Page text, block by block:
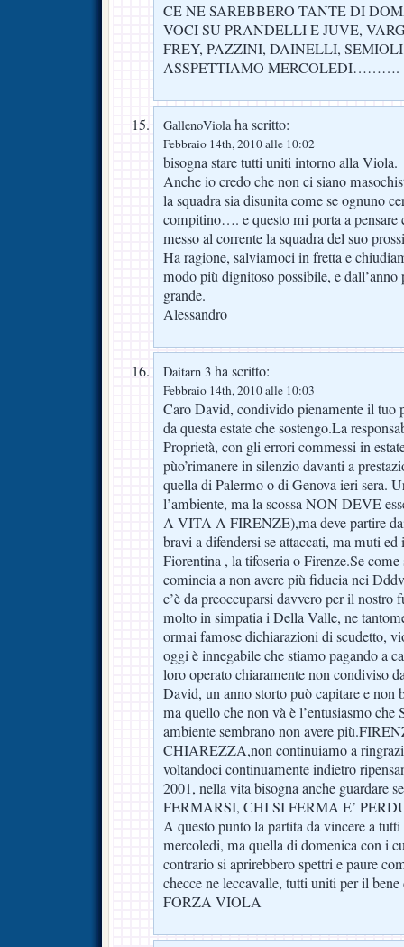
CE NE SAREBBERO TANTE DI
VOCI SU PRANDELLI E JUVE,
FREY, PAZZINI, DAINELLI,
ASSPETTIAMO MERCOLEDI……….
GallenoViolaha scritto:
Febbraio 14th, 2010 alle 10:02
bisogna stare tutti uniti intorno alla Viola.
Anche io credo che non ci siano
la squadra sia disunita come se ognuno
compitino…. e questo mi porta a pensare
messo al corrente la squadra del suo
Ha ragione, salviamoci in fretta e
modo più dignitoso possibile, e
grande.
Alessandro
Daitarn 3 ha scritto:
Febbraio 14th, 2010 alle 10:03
Caro David, condivido pienamente il tuo
da questa estate che sostengo.La
Proprietà, con gli errori commessi in
pùo’rimanere in silenzio davanti a
quella di Palermo o di Genova ieri sera.
l’ambiente, ma la scossa NON DEVE
A VITA A FIRENZE),ma deve partire
bravi a difendersi se attaccati, ma muti
Fiorentina , la tifoseria o Firenze.Se
comincia a non avere più fiducia nei
c’è da preoccuparsi davvero per il
molto in simpatia i Della Valle, ne
ormai famose dichiarazioni di scudetto,
oggi è innegabile che stiamo pagando a
loro operato chiaramente non condiviso
David, un anno storto può capitare e non
ma quello che non và è l’entusiasmo che
ambiente sembrano non avere
CHIAREZZA,non continuiamo a
voltandoci continuamente indietro
2001, nella vita bisogna anche guardare
FERMARSI, CHI SI FERMA E’
A questo punto la partita da vincere a
mercoledi, ma quella di domenica con i
contrario si aprirebbero spettri e paure
checce ne leccavalle, tutti uniti per il
FORZA VIOLA